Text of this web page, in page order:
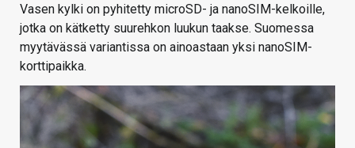
Vasen kylki on pyhitetty microSD- ja nanoSIM-kelkoille,
jotka on kätketty suurehkon luukun taakse. Suomessa
myytävässä variantissa on ainoastaan yksi nanoSIM-
korttipaikka.